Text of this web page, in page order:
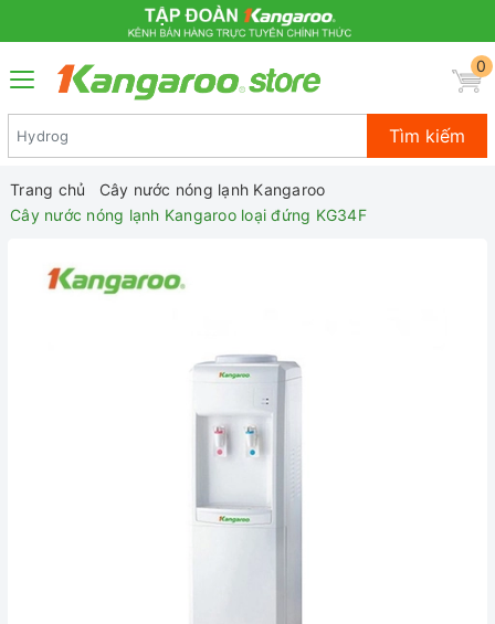
0
Tìm kiếm
Trang chủ
Cây nước nóng lạnh Kangaroo
Cây nước nóng lạnh Kangaroo loại đứng KG34F